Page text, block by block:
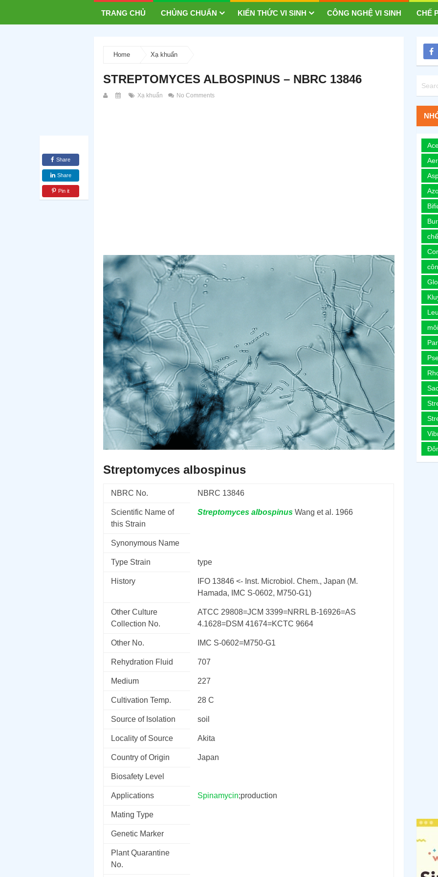
TRANG CHỦ CHỦNG CHUẨN KIẾN THỨC VI SINH CÔNG NGHỆ VI SINH CHẾ
Home Xạ khuẩn
STREPTOMYCES ALBOSPINUS – NBRC 13846
Xạ khuẩn No Comments
Share
Share
Pin it
Streptomyces albospinus
NBRC No. NBRC 13846
Scientific Name of
this Strain
Streptomyces albospinus Wang et al. 1966
Synonymous Name
Type Strain type
History
IFO 13846 <- Inst. Microbiol. Chem., Japan (M.
Hamada, IMC S-0602, M750-G1)
Other Culture
Collection No.
ATCC 29808=JCM 3399=NRRL B-16926=AS
4.1628=DSM 41674=KCTC 9664
Other No. IMC S-0602=M750-G1
Rehydration Fluid 707
Medium 227
Cultivation Temp. 28 C
Source of Isolation soil
Locality of Source Akita
Country of Origin Japan
Biosafety Level
Applications Spinamycin;production
Mating Type
Genetic Marker
Plant Quarantine
No.